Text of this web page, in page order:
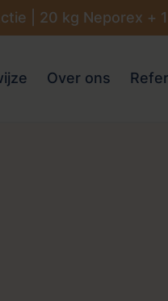
| 20 kg Neporex +
Over ons